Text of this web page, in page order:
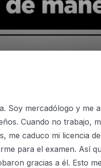
Soy mercadólogo y me
Cuando no trabajo,
me caduco mi licencia
para el examen. Así
gracias a él. Esto